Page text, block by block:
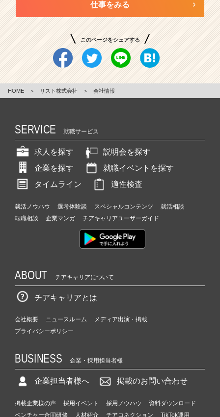
仕事をみる
このページをシェアする
HOME ＞ リスト株式会社 ＞ 会社情報
SERVICE 就職サービス
求人を探す
説明会を探す
企業を探す
就職イベントを探す
タイムライン
適性検査
就活ノウハウ 選考体験談 スペシャルコンテンツ
就活相談
転職相談
企業マンガ チアキャリアユーザーガイド
ABOUT チアキャリアについて
チアキャリアとは
会社概要 ニュースルーム
メディア出演・掲載
プライバシーポリシー
BUSINESS 企業・採用担当者様
企業担当者様へ 掲載のお問い合わせ
掲載企業様の声 採用イベント 採用ノウハウ
資料ダウンロード
ベンチャー合同研修
人材紹介 チアコネクション TikTok運用